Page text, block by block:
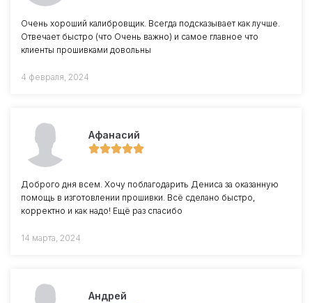
Очень хороший калибровщик. Всегда подсказывает как лучше.
Отвечает быстро (что Очень важно) и самое главное что
клиенты прошивками довольны
4 февраля, 2024
Афанасий
Доброго дня всем. Хочу поблагодарить Дениса за оказанную
помощь в изготовлении прошивки. Всё сделано быстро,
корректно и как надо! Ещё раз спасибо
14 марта, 2024
Андрей